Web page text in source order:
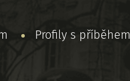
Profily s příběhem